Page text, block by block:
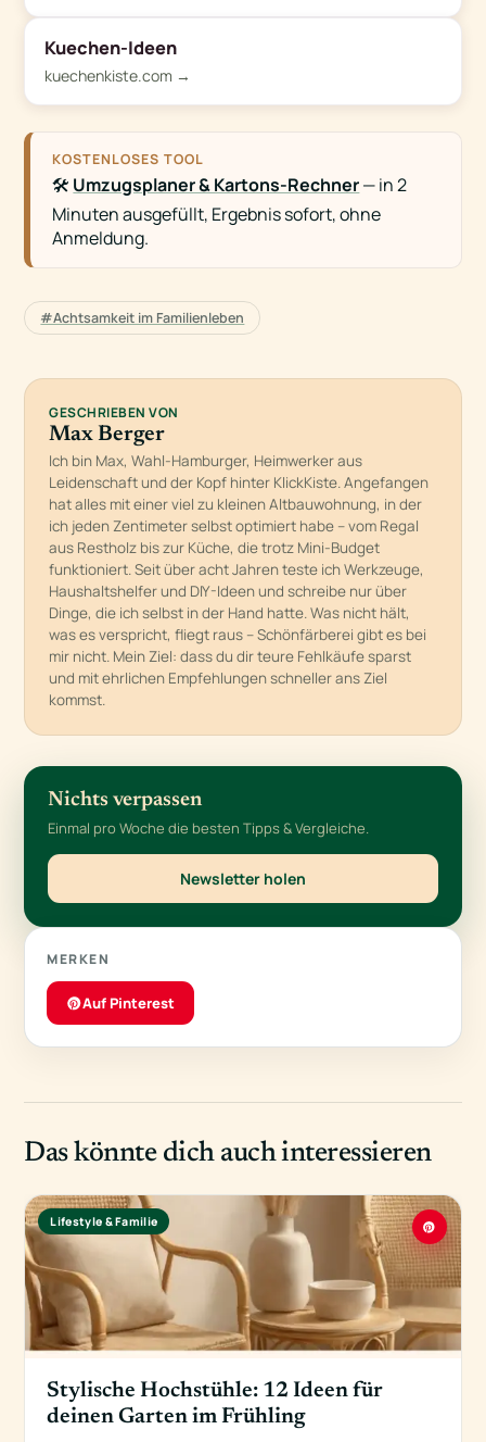
Kuechen-Ideen
kuechenkiste.com →
KOSTENLOSES TOOL
🛠️ Umzugsplaner & Kartons-Rechner— in 2
Minuten ausgefüllt, Ergebnis sofort, ohne
Anmeldung.
#Achtsamkeit im Familienleben
GESCHRIEBEN VON
Max Berger
Ich bin Max, Wahl-Hamburger, Heimwerker aus
Leidenschaft und der Kopf hinter KlickKiste. Angefangen
hat alles mit einer viel zu kleinen Altbauwohnung, in der
ich jeden Zentimeter selbst optimiert habe – vom Regal
aus Restholz bis zur Küche, die trotz Mini-Budget
funktioniert. Seit über acht Jahren teste ich Werkzeuge,
Haushaltshelfer und DIY-Ideen und schreibe nur über
Dinge, die ich selbst in der Hand hatte. Was nicht hält,
was es verspricht, fliegt raus – Schönfärberei gibt es bei
mir nicht. Mein Ziel: dass du dir teure Fehlkäufe sparst
und mit ehrlichen Empfehlungen schneller ans Ziel
kommst.
Nichts verpassen
Einmal pro Woche die besten Tipps & Vergleiche.
Newsletter holen
MERKEN
Auf Pinterest
Das könnte dich auch interessieren
Lifestyle & Familie
Stylische Hochstühle: 12 Ideen für
deinen Garten im Frühling